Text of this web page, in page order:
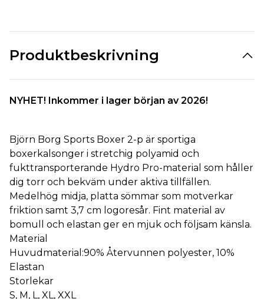
Produktbeskrivning
NYHET! Inkommer i lager början av 2026!
Björn Borg Sports Boxer 2-p är sportiga
boxerkalsonger i stretchig polyamid och
fukttransporterande Hydro Pro-material som håller
dig torr och bekväm under aktiva tillfällen.
Medelhög midja, platta sömmar som motverkar
friktion samt 3,7 cm logoresår. Fint material av
bomull och elastan ger en mjuk och följsam känsla.
Material
Huvudmaterial:90% Återvunnen polyester, 10%
Elastan
Storlekar
S, M, L, XL, XXL